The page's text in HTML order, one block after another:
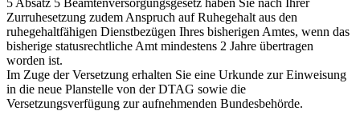
5 Absatz 5 Beamtenversorgungsgesetz haben Sie nach Ihrer
Zurruhesetzung zudem Anspruch auf Ruhegehalt aus den
ruhegehaltfähigen Dienstbezügen Ihres bisherigen Amtes, wenn das
bisherige statusrechtliche Amt mindestens 2 Jahre übertragen
worden ist.
Im Zuge der Versetzung erhalten Sie eine Urkunde zur Einweisung
in die neue Planstelle von der DTAG sowie die
Versetzungsverfügung zur aufnehmenden Bundesbehörde.